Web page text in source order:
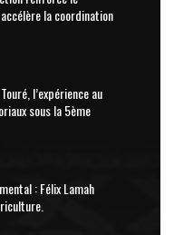
la coordination
l’expérience au
sous la 5ème
: Félix Lamah